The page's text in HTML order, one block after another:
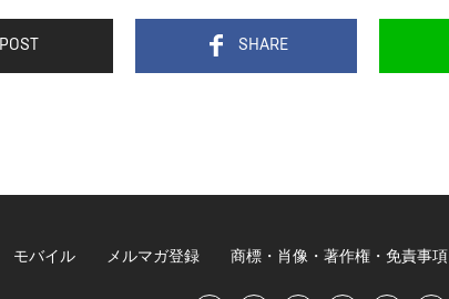
POST SHARE
モバイル メルマガ登録 商標・肖像・著作権・免責事項